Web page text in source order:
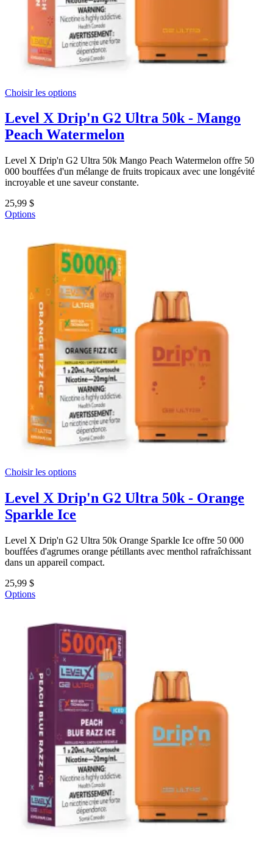
Choisir les options
Level X Drip'n G2 Ultra 50k - Mango
Peach Watermelon
Level X Drip'n G2 Ultra 50k Mango Peach Watermelon offre 50
000 bouffées d'un mélange de fruits tropicaux avec une longévité
incroyable et une saveur constante.
25,99 $
Options
Choisir les options
Level X Drip'n G2 Ultra 50k - Orange
Sparkle Ice
Level X Drip'n G2 Ultra 50k Orange Sparkle Ice offre 50 000
bouffées d'agrumes orange pétillants avec menthol rafraîchissant
dans un appareil compact.
25,99 $
Options